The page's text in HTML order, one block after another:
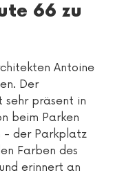
66 zu
Antoine
Der
sehr präsent in
beim Parken
- der Parkplatz
Farben des
erinnert an